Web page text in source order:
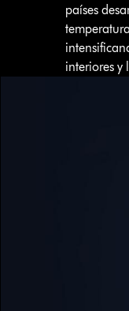
países
interiores y